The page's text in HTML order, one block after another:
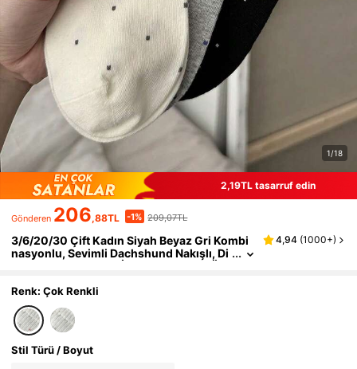
1/18
2,19TL tasarruf edin
Gönderen 206,88TL -1% 209,07TL
3/6/20/30 Çift Kadın Siyah Beyaz Gri Kombi
nasyonlu, Sevimli Dachshund Nakışlı, Di
Çorabı, Ev, İşe Gidiş, Randevu, Tatil Hediyesi
4,94 (1000+)
Renk: Çok Renkli
Stil Türü / Boyut